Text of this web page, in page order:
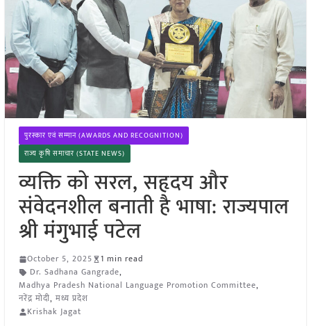
पुरस्कार एवं सम्मान (AWARDS AND RECOGNITION)
राज्य कृषि समाचार (STATE NEWS)
व्यक्ति को सरल, सहृदय और
संवेदनशील बनाती है भाषा: राज्यपाल
श्री मंगुभाई पटेल
October 5, 2025
1 min read
Dr. Sadhana Gangrade,
Madhya Pradesh National Language Promotion Committee,
नरेंद्र मोदी, मध्य प्रदेश
Krishak Jagat